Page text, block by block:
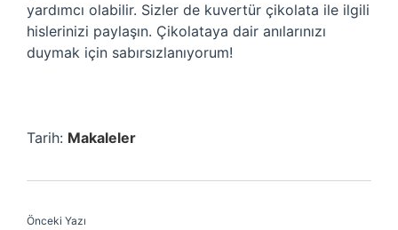
yardımcı olabilir. Sizler de kuvertür çikolata ile ilgili
hislerinizi paylaşın. Çikolataya dair anılarınızı
duymak için sabırsızlanıyorum!
Tarih: Makaleler
Önceki Yazı